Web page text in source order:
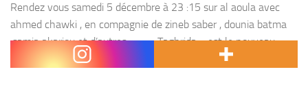
Rendez vous samedi 5 décembre à 23 :15 sur al aoula avec
ahmed chawki , en compagnie de zineb saber , dounia batma
,samia akariou et d’autres ….. « Taghrida » est le nouveau
rendez-vous de divertissement sur...